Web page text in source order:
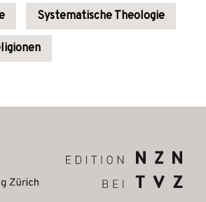
Systematische Theologie